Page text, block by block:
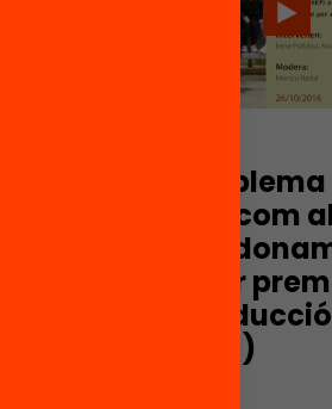
Un
resolt: com
escolar
directe)